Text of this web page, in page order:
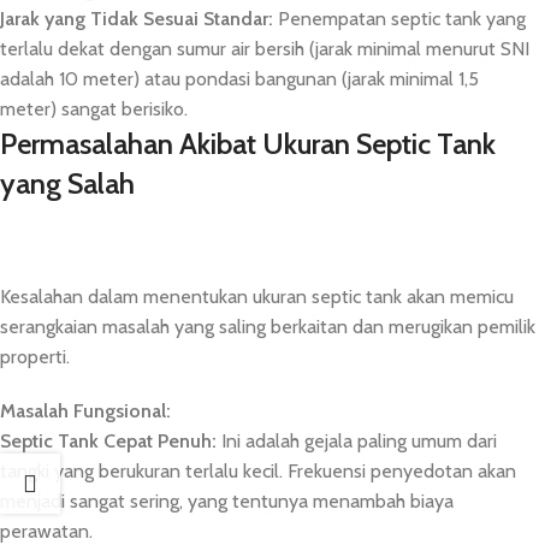
Jarak yang Tidak Sesuai Standar: Penempatan septic tank yang
terlalu dekat dengan sumur air bersih (jarak minimal menurut SNI
adalah 10 meter) atau pondasi bangunan (jarak minimal 1,5
meter) sangat berisiko.
Permasalahan Akibat Ukuran Septic Tank
yang Salah
Kesalahan dalam menentukan ukuran septic tank akan memicu
serangkaian masalah yang saling berkaitan dan merugikan pemilik
properti.
Masalah Fungsional:
Septic Tank Cepat Penuh: Ini adalah gejala paling umum dari
tangki yang berukuran terlalu kecil. Frekuensi penyedotan akan
menjadi sangat sering, yang tentunya menambah biaya
perawatan.